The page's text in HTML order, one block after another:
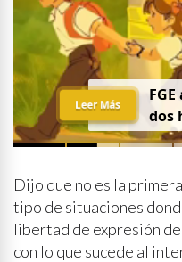
dos
Leer Más
Dijo que no es la
tipo de situaciones
libertad de expresión
con lo que sucede al